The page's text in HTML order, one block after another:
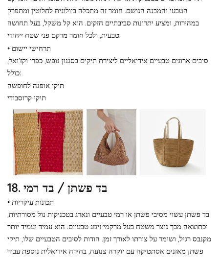
הטבעי והמבנה הנושם. חומר זה מתכלה ביולוגית לחלוטין ומתפרק
במהירות, ומציע יתרונות סביבתיים חזקים. הוא קל משקל, בעל תחושה
טבעית, ולכל חומר מרקם פני שטח ייחודי.
• תרחישי יישום
סיבים ארוגים טבעיים אידיאליים ליצירת תיקים בסגנון נופש, כפרי וקז'ואל,
כולל:
תיקי אופנה לחופשה
תיקי קרוסבודי
18. בד פשתן / בד רמי
• תכונות עיקריות
בד פשתן עשוי מסיבי פשתן או רמי טבעיים ונארג בטכניקות נול מסורתיות,
וכתוצאה מכך נוצר משטח בעל מרקמי זיגזג טבעיים. הוא עמיד ועמיד יותר
מקנבס רגיל, ושומר על צורתו לאורך זמן. הודות לסיבים הטבעיים שלו, תיקי
פשתן מאזנים אסתטיקה עם יוקרה צנועה, בחירה אידיאלית נוספת עבור